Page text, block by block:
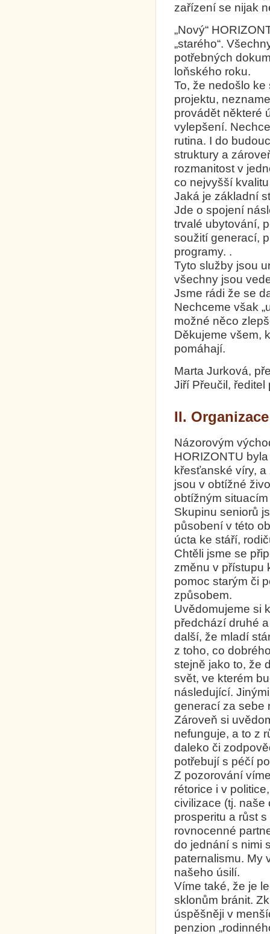
zařízení se nijak
„Nový“
„starého“.
potřebných
loňského roku.
To, že nedošlo
projektu,
provádět některé
vylepšení.
rutina. I do
struktury a
rozmanitost v
co nejvyšší
Jaká je základní
Jde o spojení
trvalé ubytování,
soužití generací,
programy. .
Tyto služby jsou
všechny jsou
Jsme rádi že se
Nechceme však
možné něco
Děkujeme všem,
pomáhají.
Marta Jurková,
Jiří Přeučil, ředitel
II.
Názorovým
HORIZONTU
křesťanské víry,
jsou v obtížné
obtížným
Skupinu seniorů
působení v této
úcta ke stáří,
Chtěli jsme se
změnu v přístupu
pomoc starým či
způsobem.
Uvědomujeme si
předchází druhé
další, že mladí
z toho, co
stejně jako to, že
svět, ve kterém
následující.
generací za sebe
Zároveň si
nefunguje, a to z
daleko či
potřebují s péčí
Z pozorování
rétorice i v
civilizace (tj. naše
prosperitu a růst
rovnocenné
do jednání s nimi
paternalismu. My
našeho úsilí.
Víme také, že je
sklonům bránit.
úspěšněji v
penzion